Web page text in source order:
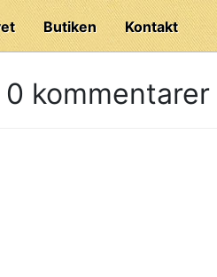
Butiken Kontakt
0 kommentarer